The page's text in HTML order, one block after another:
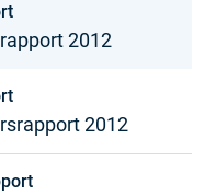
2012
2012